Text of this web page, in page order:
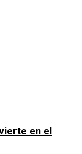
en el